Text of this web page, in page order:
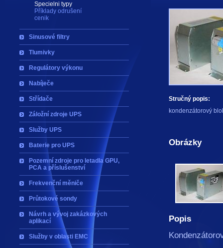
Specielni typy
Příklady odrušení
cenik
Sinusové filtry
Tlumivky
Regulátory výkonu
Nabíječe
Střídače
Záložní zdroje UPS
Služby UPS
Baterie pro UPS
Pozemní zdroje pro letadla GPU,
PCA a příslušenství
Frekvenční měniče
Průtokové sondy
Návrh a vývoj zakázkových
aplikací
Služby v oblasti EMC
Stručný popis:
kondenzátorový
Obrázky
Popis